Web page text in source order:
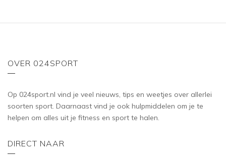
OVER 024SPORT
Op 024sport.nl vind je veel nieuws, tips en weetjes over allerlei
soorten sport. Daarnaast vind je ook hulpmiddelen om je te
helpen om alles uit je fitness en sport te halen.
DIRECT NAAR